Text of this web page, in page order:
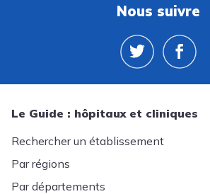
Nous suivre
Le Guide : hôpitaux et cliniques
Rechercher un établissement
Par régions
Par départements